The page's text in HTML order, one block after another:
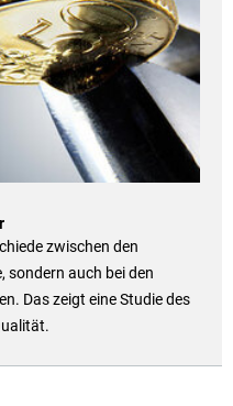
zwischen den
sondern auch bei den
Das zeigt eine Studie des